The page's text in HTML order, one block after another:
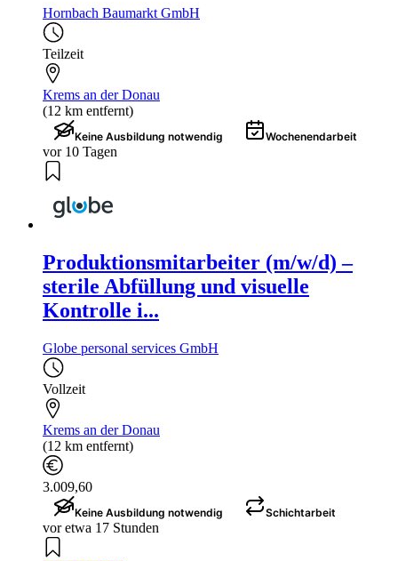
Hornbach Baumarkt GmbH
Teilzeit
Krems an der Donau
(12 km entfernt)
Keine Ausbildung notwendig Wochenendarbeit
vor 10 Tagen
Produktionsmitarbeiter (m/w/d) –
sterile Abfüllung und visuelle
Kontrolle i...
Globe personal services GmbH
Vollzeit
Krems an der Donau
(12 km entfernt)
3.009,60
Keine Ausbildung notwendig Schichtarbeit
vor etwa 17 Stunden